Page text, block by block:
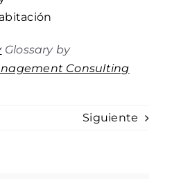
Glossary by
Consulting
Siguiente